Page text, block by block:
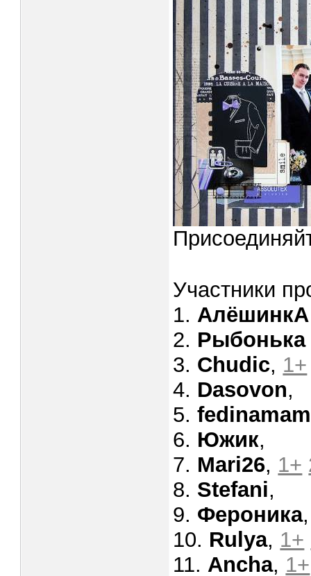
Участники
1. АлёшинкА
2. Рыбонька
3. Chudic, 1+
4. Dasovon,
5.
6. Южик,
7. Mari26, 1+
8. Stefani,
9. Фероника
10. Rulya, 1+
11. Ancha, 1+